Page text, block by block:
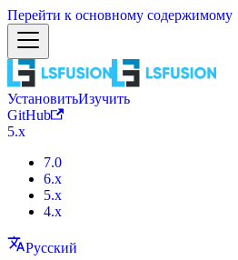
Перейти к основному содержимому
УстановитьИзучить
GitHub
5.x
7.0
6.x
5.x
4.x
Русский